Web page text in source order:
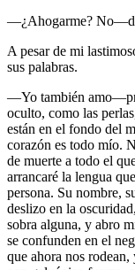
—¿Ahogarme?
A pesar de mi
sus palabras.
—Yo también
oculto, como las
están en el fondo del
corazón es todo mío.
de muerte a todo el
arrancaré la lengua
persona. Su nombre,
deslizo en la
sobra alguna, y abro
se confunden en el
que ahora nos rodean,